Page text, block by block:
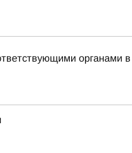
органами